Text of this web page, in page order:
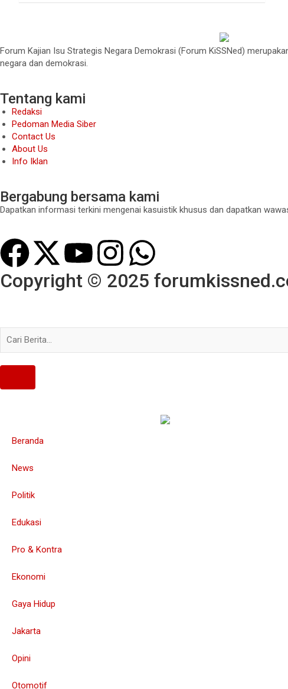
Forum Kajian Isu Strategis Negara Demokrasi (Forum KiSSNed)
negara dan demokrasi.
Tentang kami
Redaksi
Pedoman Media Siber
Contact Us
About Us
Info Iklan
Bergabung bersama kami
Dapatkan informasi terkini mengenai kasuistik khusus dan dapatkan
Copyright © 2025
Beranda
News
Politik
Edukasi
Pro & Kontra
Ekonomi
Gaya Hidup
Jakarta
Opini
Otomotif